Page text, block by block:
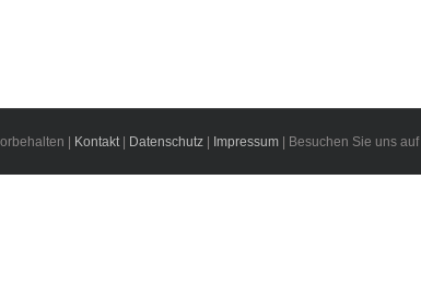
| Kontakt| Datenschutz Impressum | Besuchen Sie uns auf